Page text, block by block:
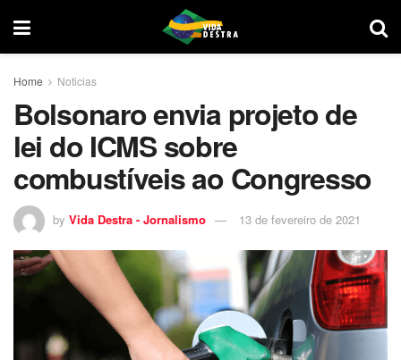
Home Noticias
Bolsonaro envia projeto de
lei do ICMS sobre
combustíveis ao Congresso
by Vida Destra - Jornalismo 13 de fevereiro de 2021